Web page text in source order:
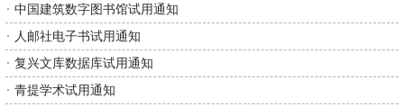
中国建筑数字图书馆试用通知
人邮社电子书试用通知
复兴文库数据库试用通知
青提学术试用通知